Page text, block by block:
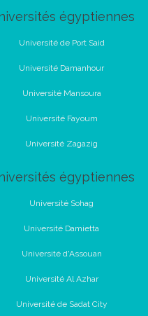
égyptiennes
Université de Port Said
Université Damanhour
Université Mansoura
Université Fayoum
Université Zagazig
égyptiennes
Université Sohag
Université Damietta
Université d'Assouan
Université Al Azhar
Université de Sadat City